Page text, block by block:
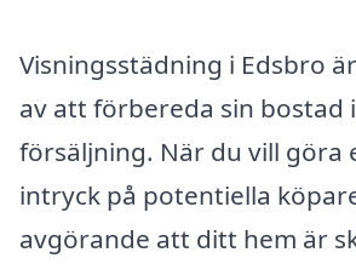
Visningsstädning i Edsbro
av att förbereda sin bostad
försäljning. När du vill göra
intryck på potentiella
avgörande att ditt hem är